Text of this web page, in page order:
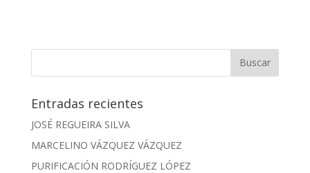
Entradas recientes
JOSÉ REGUEIRA SILVA
MARCELINO VÁZQUEZ VÁZQUEZ
PURIFICACIÓN RODRÍGUEZ LÓPEZ